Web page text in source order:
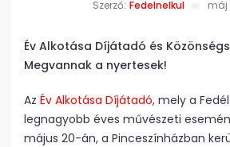
Szerző: Fedelnelkul máj
Év Alkotása Díjátadó és
Megvannak a nyertesek!
Az Év Alkotása Díjátadó, mely a
legnagyobb éves művészeti
május 20-án, a Pinceszínházban